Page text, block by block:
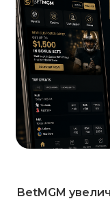
BetMGM